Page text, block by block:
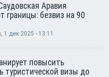
Аравия
границы: безвиз на 90
, 1 дек 2025 - 13:11
повысить
туристической визы до